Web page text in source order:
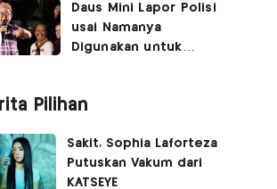
Notifikasi Email
Daus Mini Lapor Polisi
usai Namanya
Digunakan untuk
Pilihan
Sakit, Sophia Laforteza
Putuskan Vakum dari
KATSEYE